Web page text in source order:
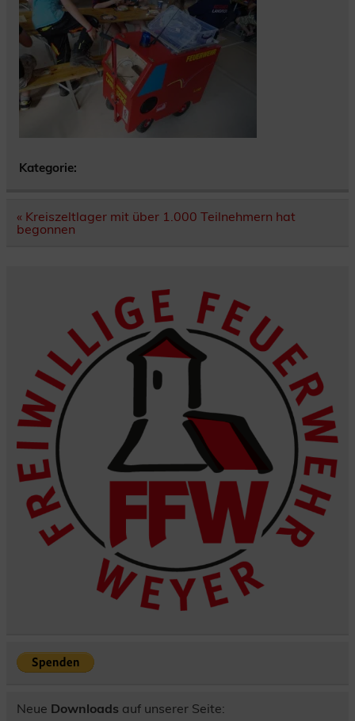
Kategorie:
Beitragsnavigation
« Kreiszeltlager mit über 1.000 Teilnehmern hat
begonnen
Neue Downloads auf unserer Seite: